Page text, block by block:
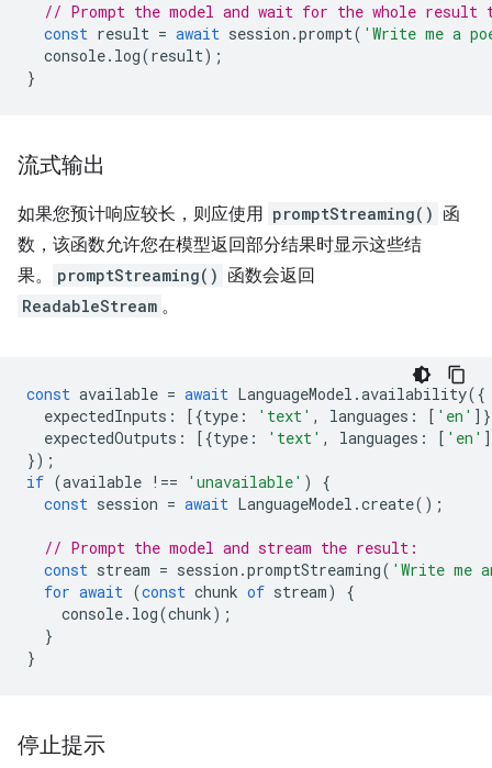
// Prompt the model and wait for the whole result
const result = await session .prompt( 'Write me a
console. log(result);
}
流式输出
如果您预计响应较长，则应使用 promptStreaming() 函
数，该函数允许您在模型返回部分结果时显示这些结
果。
promptStreaming() 函数会返回
ReadableStream 。
const available = await LanguageModel .availability({
expectedInputs : [{type : 'text' , languages : [ 'en'
expectedOutputs : [{type : 'text' , languages : [ 'en'
});
if (available !== 'unavailable' )
{
const session = await LanguageModel .create();
// Prompt the model and stream the result:
const stream = session .promptStreaming( 'Write me
for await (const chunk of stream)
{
console. log(chunk);
}
}
停止提示